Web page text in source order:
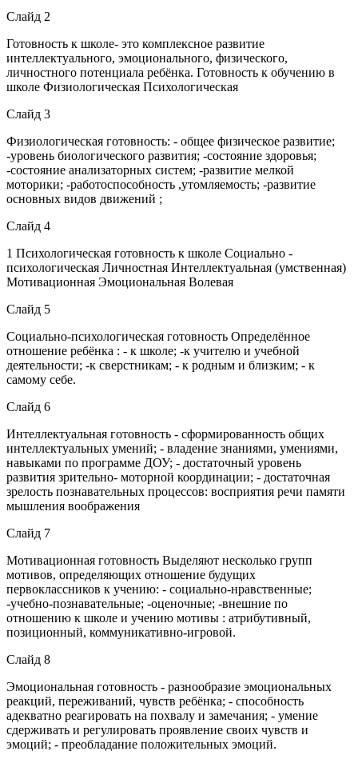
Слайд 2
Готовность к школе- это комплексное развитие
интеллектуального, эмоционального, физического,
личностного потенциала ребёнка. Готовность к обучению в
школе Физиологическая Психологическая
Слайд 3
Физиологическая готовность: - общее физическое развитие;
-уровень биологического развития; -состояние здоровья;
-состояние анализаторных систем; -развитие мелкой
моторики; -работоспособность ,утомляемость; -развитие
основных видов движений ;
Слайд 4
1 Психологическая готовность к школе Социально -
психологическая Личностная Интеллектуальная (умственная)
Мотивационная Эмоциональная Волевая
Слайд 5
Социально-психологическая готовность Определённое
отношение ребёнка : - к школе; -к учителю и учебной
деятельности; -к сверстникам; - к родным и близким; - к
самому себе.
Слайд 6
Интеллектуальная готовность - сформированность общих
интеллектуальных умений; - владение знаниями, умениями,
навыками по программе ДОУ; - достаточный уровень
развития зрительно- моторной координации; - достаточная
зрелость познавательных процессов: восприятия речи памяти
мышления воображения
Слайд 7
Мотивационная готовность Выделяют несколько групп
мотивов, определяющих отношение будущих
первоклассников к учению: - социально-нравственные;
-учебно-познавательные; -оценочные; -внешние по
отношению к школе и учению мотивы : атрибутивный,
позиционный, коммуникативно-игровой.
Слайд 8
Эмоциональная готовность - разнообразие эмоциональных
реакций, переживаний, чувств ребёнка; - способность
адекватно реагировать на похвалу и замечания; - умение
сдерживать и регулировать проявление своих чувств и
эмоций; - преобладание положительных эмоций.